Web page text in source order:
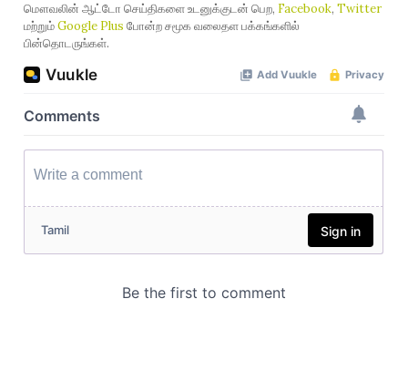
மௌவலின் ஆட்டோ செய்திகளை உடனுக்குடன் பெற, Facebook, Twitter
மற்றும்Google Plus போன்ற சமூக வலைதள பக்கங்களில்
பின்தொடருங்கள்.